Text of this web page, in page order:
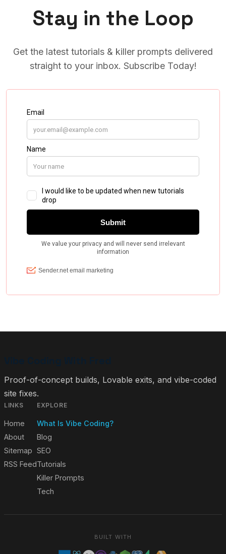
Stay in the Loop
Get the latest tutorials & killer prompts delivered
straight to your inbox. Subscribe Today!
Proof-of-concept builds, Lovable exits, and vibe-coded
site fixes.
LINKS
Home
About
Sitemap
RSS Feed
EXPLORE
What Is Vibe Coding?
Blog
SEO
Tutorials
Killer Prompts
Tech
BUILT WITH